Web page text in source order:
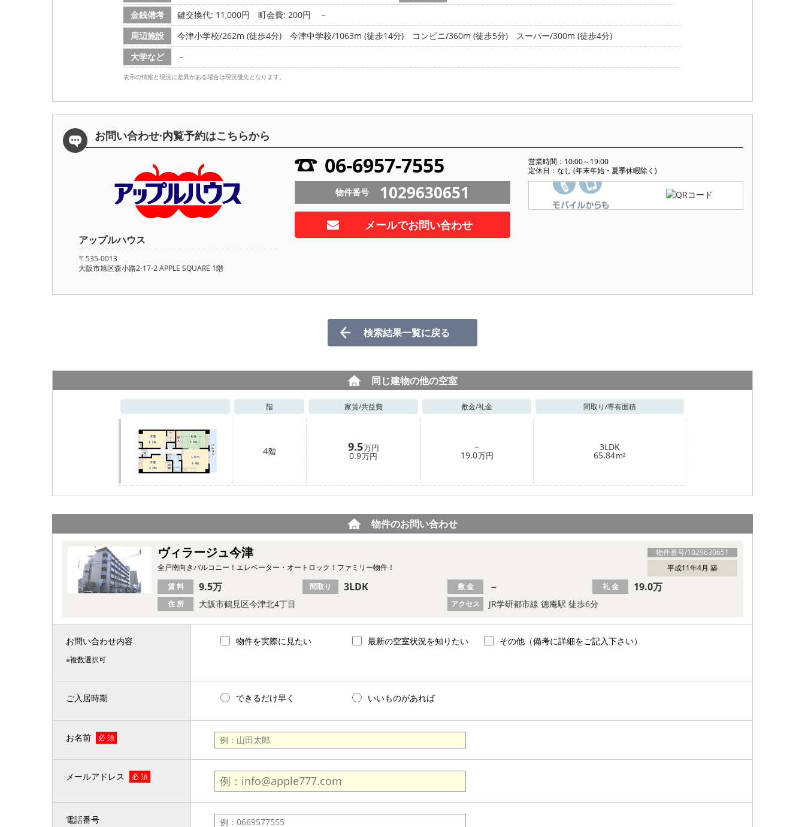
金銭備考
鍵交換代: 11,000円 町会費: 200円
－
周辺施設
今津小学校/262m (徒歩4分) 今津中学校/1063m (徒歩14分) コンビニ/360m (徒歩5分)
スーパー/300m (徒歩4分)
大学など
－
表示の情報と現況に差異がある場合は現況優先となります。
お問い合わせ·内覧予約はこちらから
アップルハウス
〒535-0013
大阪市旭区森小路2-17-2 APPLE SQUARE 1階
06-6957-7555
営業時間：10:00～19:00
定休日：なし (年末年始・夏季休暇除く)
物件番号 1029630651
メールでお問い合わせ
検索結果一覧に戻る
同じ建物の他の空室
階 家賃/共益費 敷金/礼金 間取り/専有面積
4階 9.5万円
0.9万円
－
19.0万円
3LDK
65.84m²
物件のお問い合わせ
物件番号/1029630651
ヴィラージュ今津
平成11年4月 築
全戸南向きバルコニー！エレベーター・オートロック！ファミリー物件！
住 所 大阪市鶴見区今津北4丁目 アクセス JR学研都市線 徳庵駅 徒歩6分
賃 料 9.5万 間取り 3LDK 敷 金 － 礼 金 19.0万
お問い合わせ内容
※複数選択可
物件を実際に見たい 最新の空室状況を知りたい その他（備考に詳細をご記入下さい）
ご入居時期 できるだけ早く いいものがあれば
お名前 必 須
メールアドレス 必 須
電話番号